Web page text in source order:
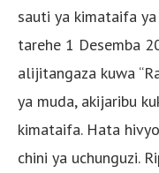
sauti ya kimataifa
tarehe 1 Desemba
alijitangaza kuwa
ya muda, akijaribu
kimataifa. Hata
chini ya uchunguzi.